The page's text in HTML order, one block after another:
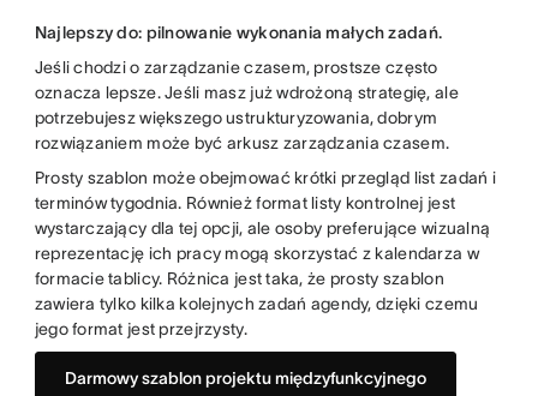
Najlepszy do: pilnowanie wykonania małych zadań.
Jeśli chodzi o zarządzanie czasem, prostsze często
oznacza lepsze. Jeśli masz już wdrożoną strategię, ale
potrzebujesz większego ustrukturyzowania, dobrym
rozwiązaniem może być arkusz zarządzania czasem.
Prosty szablon może obejmować krótki przegląd list zadań i
terminów tygodnia. Również format listy kontrolnej jest
wystarczający dla tej opcji, ale osoby preferujące wizualną
reprezentację ich pracy mogą skorzystać z kalendarza w
formacie tablicy. Różnica jest taka, że prosty szablon
zawiera tylko kilka kolejnych zadań agendy, dzięki czemu
jego format jest przejrzysty.
Darmowy szablon projektu międzyfunkcyjnego